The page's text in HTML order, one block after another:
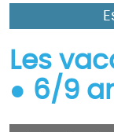
Les
● 6/9